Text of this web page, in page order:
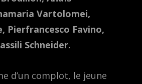
Vartolomei,
Pierfrancesco Favino,
Schneider.
d’un complot, le jeune